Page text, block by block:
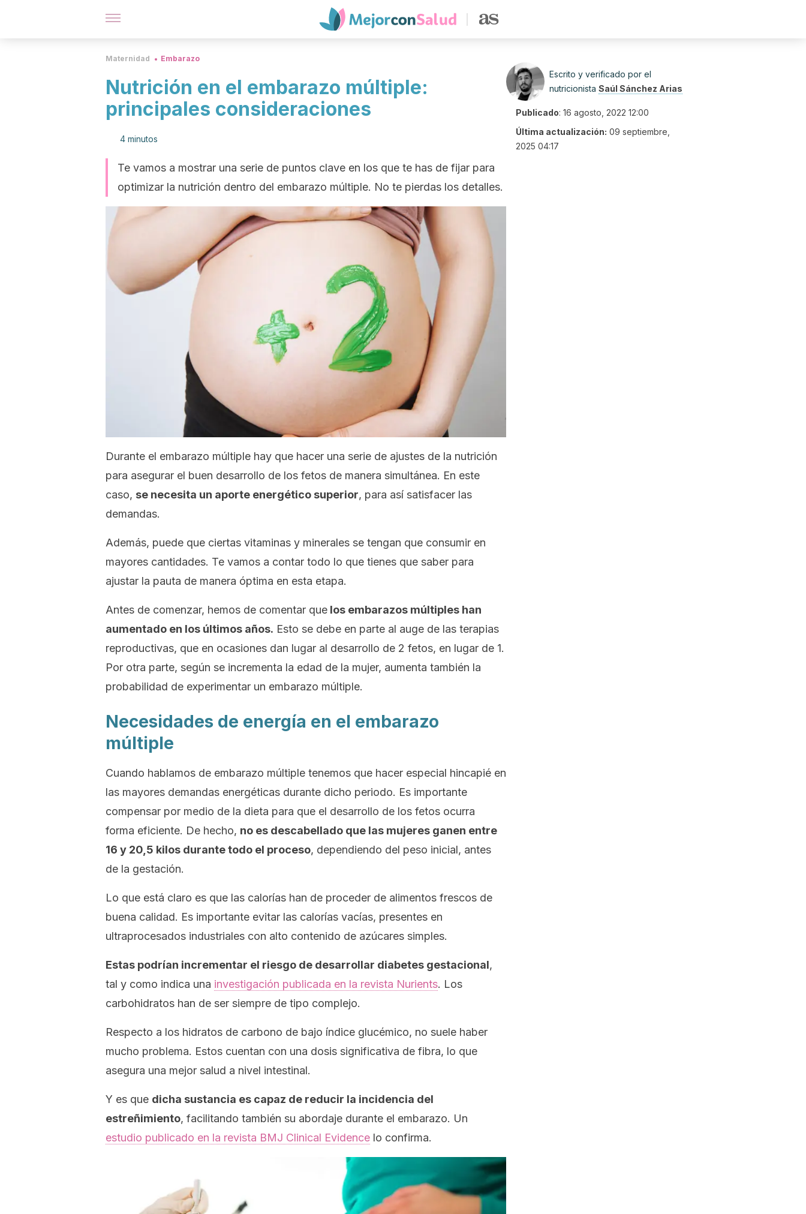
Maternidad Embarazo
Nutrición en el embarazo múltiple:
principales consideraciones
4 minutos
Te vamos a mostrar una serie de puntos clave en los que te has de fijar para
optimizar la nutrición dentro del embarazo múltiple. No te pierdas los detalles.
Durante el embarazo múltiple hay que hacer una serie de ajustes de la nutrición
para asegurar el buen desarrollo de los fetos de manera simultánea. En este
caso, se necesita un aporte energético superior, para así satisfacer las
demandas.
Además, puede que ciertas vitaminas y minerales se tengan que consumir en
mayores cantidades. Te vamos a contar todo lo que tienes que saber para
ajustar la pauta de manera óptima en esta etapa.
Antes de comenzar, hemos de comentar que los embarazos múltiples han
aumentado en los últimos años. Esto se debe en parte al auge de las terapias
reproductivas, que en ocasiones dan lugar al desarrollo de 2 fetos, en lugar de 1.
Por otra parte, según se incrementa la edad de la mujer, aumenta también la
probabilidad de experimentar un embarazo múltiple.
Necesidades de energía en el embarazo
múltiple
Cuando hablamos de embarazo múltiple tenemos que hacer especial hincapié en
las mayores demandas energéticas durante dicho periodo. Es importante
compensar por medio de la dieta para que el desarrollo de los fetos ocurra
forma eficiente. De hecho, no es descabellado que las mujeres ganen entre
16 y 20,5 kilos durante todo el proceso, dependiendo del peso inicial, antes
de la gestación.
Lo que está claro es que las calorías han de proceder de alimentos frescos de
buena calidad. Es importante evitar las calorías vacías, presentes en
ultraprocesados industriales con alto contenido de azúcares simples.
Estas podrían incrementar el riesgo de desarrollar diabetes gestacional,
tal y como indica una investigación publicada en la revista Nurients. Los
carbohidratos han de ser siempre de tipo complejo.
Respecto a los hidratos de carbono de bajo índice glucémico, no suele haber
mucho problema. Estos cuentan con una dosis significativa de fibra, lo que
asegura una mejor salud a nivel intestinal.
Y es que dicha sustancia es capaz de reducir la incidencia del
estreñimiento, facilitando también su abordaje durante el embarazo. Un
estudio publicado en la revista BMJ Clinical Evidence lo confirma.
Escrito y verificado por el
nutricionista Saúl Sánchez Arias
Publicado: 16 agosto, 2022 12:00
Última actualización: 09 septiembre,
2025 04:17